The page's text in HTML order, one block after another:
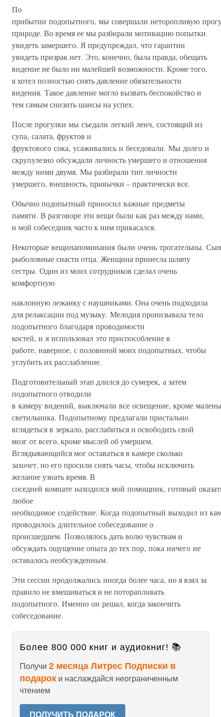
По
прибытии подопытного, мы совершали неторопливую
природе. Во время ее мы разбирали мотивацию попытки
увидеть замершего. Я предупреждал, что гарантии
увидеть призрак нет. Это, конечно, была правда, обещать
видение не было ни малейшей возможности. Кроме того,
я хотел полностью снять давление обязательности
видения. Такое давление могло вызвать беспокойство и
тем самым снизить шансы на успех.
После прогулки мы съедали легкий ленч, состоящий из
супа, салата, фруктов и
фруктового сока, усаживались и беседовали. Мы долго и
скрупулезно обсуждали личность умершего и отношения
между ними двумя. Мы разбирали тип личности
умершего, внешность, привычки – практически все.
Обычно подопытный приносил важные предметы
памяти. В разговоре эти вещи были как раз между нами,
и мой собеседник часто к ним прикасался.
Некоторые вещинапоминания были очень трогательны.
рыболовные снасти отца. Женщина принесла шляпу
сестры. Один из моих сотрудников сделал очень
комфортную
наклонную лежанку с наушниками. Она очень подходила
для релаксации под музыку. Мелодия пронизывала тело
подопытного благодаря проводимости
костей, и я использовал это приспособление в
работе, наверное, с половиной моих подопытных, чтобы
углубить их расслабление.
Подготовительный этап длился до сумерек, а затем
подопытного отводили
в камеру видений, выключали все освещение, кроме
светильника. Подопытному предлагали пристально
вглядеться в зеркало, расслабиться и освободить свой
мозг от всего, кроме мыслей об умершем.
Вглядывающийся мог оставаться в камере сколько
захочет, но его просили снять часы, чтобы исключить
желание узнать время. В
соседней комнате находился мой помощник, готовый
любое
необходимое содействие. Когда подопытный выходил из
проводилось длительное собеседование о
происшедшем. Позволялось дать волю чувствам и
обсуждать ощущение опыта до тех пор, пока ничего не
оставалось необсужденным.
Эти сессии продолжались иногда более часа, но я взял за
правило не вмешиваться и не поторапливать
подопытного. Именно он решал, когда закончить
собеседование.
Более 800 000 книг и аудиокниг! 📚
Получи 2 месяца Литрес Подписки в
подарок и наслаждайся неограниченным
чтением
ПОЛУЧИТЬ ПОДАРОК